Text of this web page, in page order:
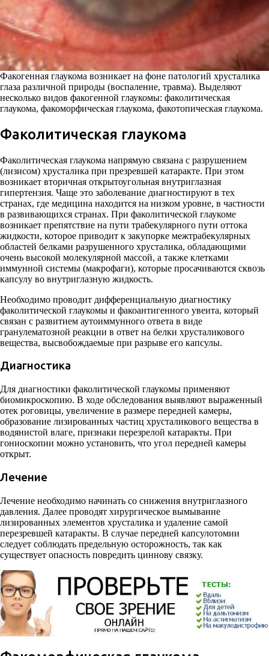
Факогенная глаукома возникает на фоне патологий хрусталика
глаза различной природы (воспаление, травма). Выделяют
несколько видов факогенной глаукомы: факолитическая
глаукома, факоморфическая глаукома, факотопическая глаукома.
Факолитическая глаукома
Факолитическая глаукома напрямую связана с разрушением
(лизисом) хрусталика при презревшей катаракте. При этом
возникает вторичная открытоугольная внутриглазная
гипертензия. Чаще это заболевание диагностируют в тех
странах, где медицина находится на низком уровне, в частности
в развивающихся странах. При факолитической глаукоме
возникает препятствие на пути трабекулярного пути оттока
жидкости, которое приводит к закупорке межтрабекулярных
областей белками разрушенного хрусталика, обладающими
очень высокой молекулярной массой, а также клетками
иммунной системы (макрофаги), которые просачиваются сквозь
капсулу во внутриглазную жидкость.
Необходимо проводит дифференциальную диагностику
факолитической глаукомы и факоантигенного увеита, который
связан с развитием аутоиммунного ответа в виде
гранулематозной реакции в ответ на белки хрусталикового
вещества, высвобождаемые при разрыве его капсулы.
Диагностика
Для диагностики факолитической глаукомы применяют
биомикроскопию. В ходе обследования выявляют выраженный
отек роговицы, увеличение в размере передней камеры,
образование лизированных частиц хрусталикового вещества в
водянистой влаге, признаки перезрелой катаракты. При
гониоскопии можно установить, что угол передней камеры
открыт.
Лечение
Лечение необходимо начинать со снижения внутриглазного
давления. Далее проводят хирургическое вымывание
лизированных элементов хрусталика и удаление самой
перезревшей катаракты. В случае передней капсулотомии
следует соблюдать предельную осторожность, так как
существует опасность повредить циннову связку.